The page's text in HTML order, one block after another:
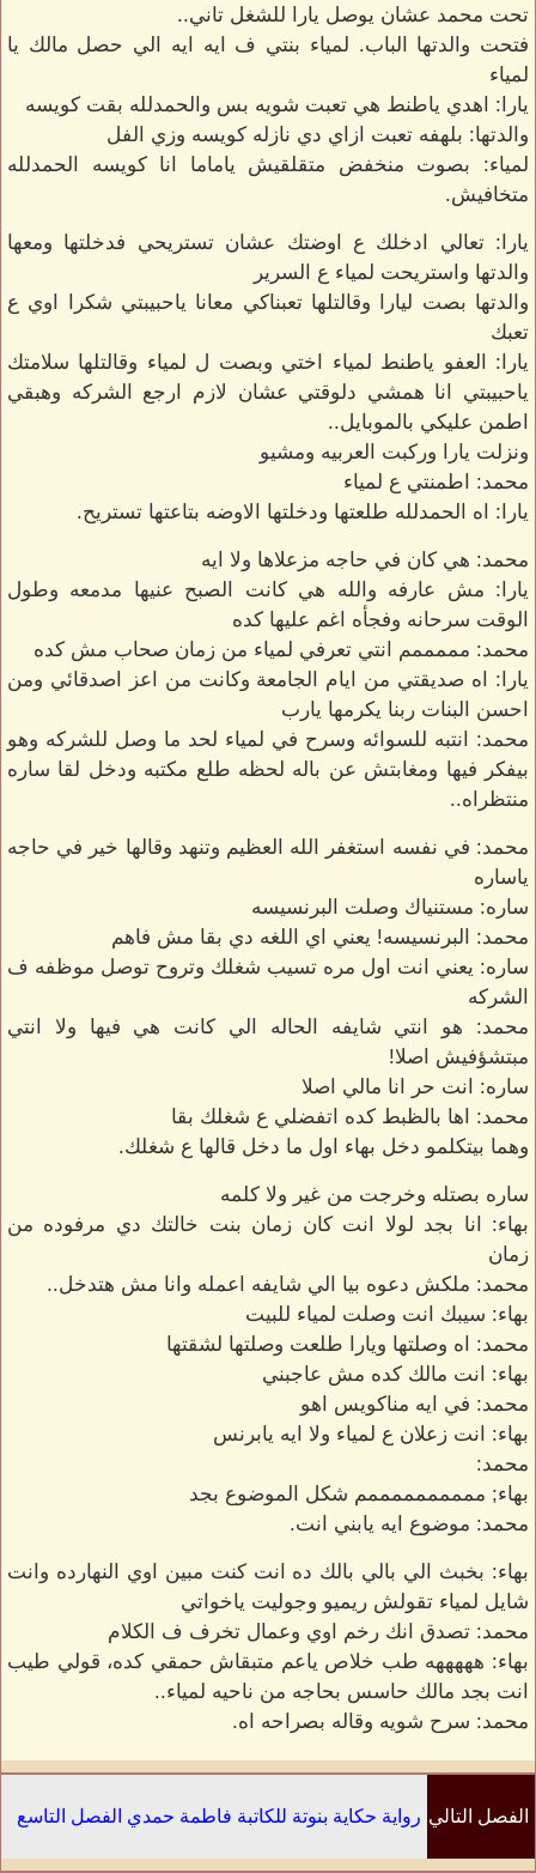
تحت محمد عشان يوصل يارا للشغل تاني..
فتحت والدتها الباب. لمياء بنتي ف ايه ايه الي حصل مالك يا
لمياء
يارا: اهدي ياطنط هي تعبت شويه بس والحمدلله بقت كويسه
والدتها: بلهفه تعبت ازاي دي نازله كويسه وزي الفل
لمياء: بصوت منخفض متقلقيش ياماما انا كويسه الحمدلله
متخافيش.
يارا: تعالي ادخلك ع اوضتك عشان تستريحي فدخلتها ومعها
والدتها واستريحت لمياء ع السرير
والدتها بصت ليارا وقالتلها تعبناكي معانا ياحبيبتي شكرا اوي ع
تعبك
يارا: العفو ياطنط لمياء اختي وبصت ل لمياء وقالتلها سلامتك
ياحبيبتي انا همشي دلوقتي عشان لازم ارجع الشركه وهبقي
اطمن عليكي بالموبايل..
ونزلت يارا وركبت العربيه ومشيو
محمد: اطمنتي ع لمياء
يارا: اه الحمدلله طلعتها ودخلتها الاوضه بتاعتها تستريح.
محمد: هي كان في حاجه مزعلاها ولا ايه
يارا: مش عارفه والله هي كانت الصبح عنيها مدمعه وطول
الوقت سرحانه وفجأه اغم عليها كده
محمد: مممممم انتي تعرفي لمياء من زمان صحاب مش كده
يارا: اه صديقتي من ايام الجامعة وكانت من اعز اصدقائي ومن
احسن البنات ربنا يكرمها يارب
محمد: انتبه للسوائه وسرح في لمياء لحد ما وصل للشركه وهو
بيفكر فيها ومغابتش عن باله لحظه طلع مكتبه ودخل لقا ساره
منتظراه..
محمد: في نفسه استغفر الله العظيم وتنهد وقالها خير في حاجه
ياساره
ساره: مستنياك وصلت البرنسيسه
محمد: البرنسيسه! يعني اي اللغه دي بقا مش فاهم
ساره: يعني انت اول مره تسيب شغلك وتروح توصل موظفه ف
الشركه
محمد: هو انتي شايفه الحاله الي كانت هي فيها ولا انتي
مبتشؤفيش اصلا!
ساره: انت حر انا مالي اصلا
محمد: اها بالظبط كده اتفضلي ع شغلك بقا
وهما بيتكلمو دخل بهاء اول ما دخل قالها ع شغلك.
ساره بصتله وخرجت من غير ولا كلمه
بهاء: انا بجد لولا انت كان زمان بنت خالتك دي مرفوده من
زمان
محمد: ملكش دعوه بيا الي شايفه اعمله وانا مش هتدخل..
بهاء: سيبك انت وصلت لمياء للبيت
محمد: اه وصلتها ويارا طلعت وصلتها لشقتها
بهاء: انت مالك كده مش عاجبني
محمد: في ايه مناكويس اهو
بهاء: انت زعلان ع لمياء ولا ايه يابرنس
محمد:
بهاء; ممممممممممم شكل الموضوع بجد
محمد: موضوع ايه يابني انت.
بهاء: بخبث الي بالي بالك ده انت كنت مبين اوي النهارده وانت
شايل لمياء تقولش ريميو وجوليت ياخواتي
محمد: تصدق انك رخم اوي وعمال تخرف ف الكلام
بهاء: هههههه طب خلاص ياعم متبقاش حمقي كده، قولي طيب
انت بجد مالك حاسس بحاجه من ناحيه لمياء..
محمد: سرح شويه وقاله بصراحه اه.
الفصل التالي رواية حكاية بنوتة للكاتبة فاطمة حمدي الفصل التاسع